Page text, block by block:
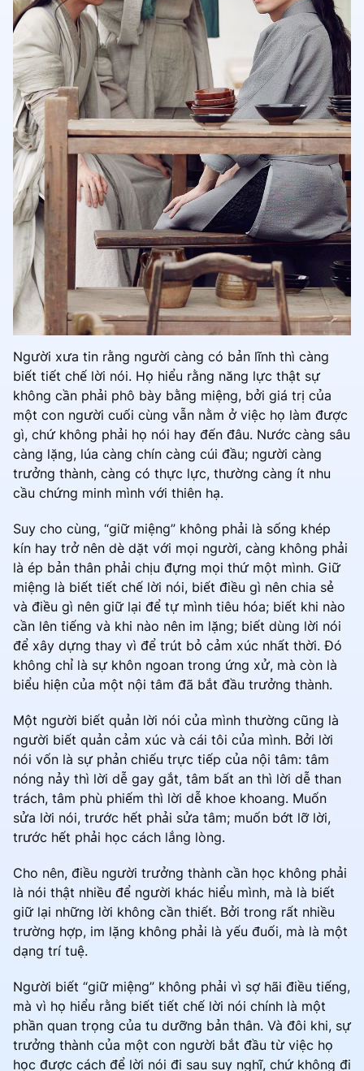
Người xưa tin rằng người càng có bản lĩnh thì càng
biết tiết chế lời nói. Họ hiểu rằng năng lực thật sự
không cần phải phô bày bằng miệng, bởi giá trị của
một con người cuối cùng vẫn nằm ở việc họ làm được
gì, chứ không phải họ nói hay đến đâu. Nước càng sâu
càng lặng, lúa càng chín càng cúi đầu; người càng
trưởng thành, càng có thực lực, thường càng ít nhu
cầu chứng minh mình với thiên hạ.
Suy cho cùng, “giữ miệng” không phải là sống khép
kín hay trở nên dè dặt với mọi người, càng không phải
là ép bản thân phải chịu đựng mọi thứ một mình. Giữ
miệng là biết tiết chế lời nói, biết điều gì nên chia sẻ
và điều gì nên giữ lại để tự mình tiêu hóa; biết khi nào
cần lên tiếng và khi nào nên im lặng; biết dùng lời nói
để xây dựng thay vì để trút bỏ cảm xúc nhất thời. Đó
không chỉ là sự khôn ngoan trong ứng xử, mà còn là
biểu hiện của một nội tâm đã bắt đầu trưởng thành.
Một người biết quản lời nói của mình thường cũng là
người biết quản cảm xúc và cái tôi của mình. Bởi lời
nói vốn là sự phản chiếu trực tiếp của nội tâm: tâm
nóng nảy thì lời dễ gay gắt, tâm bất an thì lời dễ than
trách, tâm phù phiếm thì lời dễ khoe khoang. Muốn
sửa lời nói, trước hết phải sửa tâm; muốn bớt lỡ lời,
trước hết phải học cách lắng lòng.
Cho nên, điều người trưởng thành cần học không phải
là nói thật nhiều để người khác hiểu mình, mà là biết
giữ lại những lời không cần thiết. Bởi trong rất nhiều
trường hợp, im lặng không phải là yếu đuối, mà là một
dạng trí tuệ.
Người biết “giữ miệng” không phải vì sợ hãi điều tiếng,
mà vì họ hiểu rằng biết tiết chế lời nói chính là một
phần quan trọng của tu dưỡng bản thân. Và đôi khi, sự
trưởng thành của một con người bắt đầu từ việc họ
học được cách để lời nói đi sau suy nghĩ, chứ không đi